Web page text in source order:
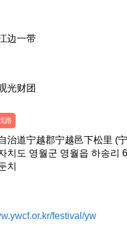
边一带
光财团
路
治道宁越郡宁越邑下松里 (
치도 영월군 영월읍 하송리
치
festival/yw